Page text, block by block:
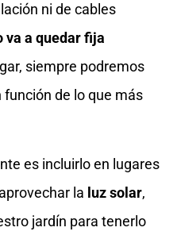
ni de cables
va a quedar fija
siempre podremos
de lo que más
es incluirlo en lugares
la luz solar,
jardín para tenerlo